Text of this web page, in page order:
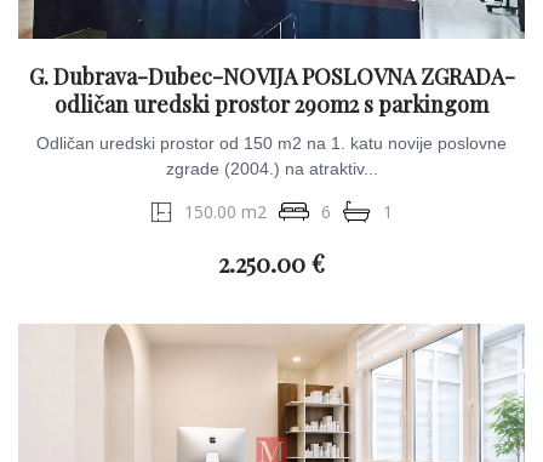
G. Dubrava-Dubec-NOVIJA POSLOVNA ZGRADA-
odličan uredski prostor 290m2 s parkingom
Odličan uredski prostor od 150 m2 na 1. katu novije poslovne
zgrade (2004.) na atraktiv...
150.00 m2 6 1
2.250.00 €